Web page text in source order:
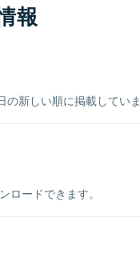
報
新しい順に掲載していま
ロードできます。